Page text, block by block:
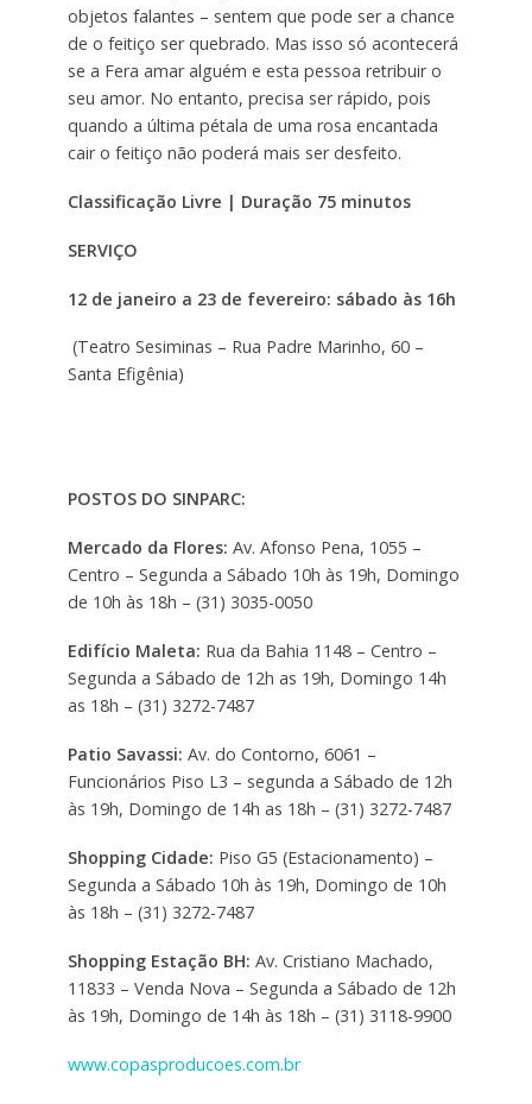
objetos falantes – sentem que pode ser a chance
de o feitiço ser quebrado. Mas isso só acontecerá
se a Fera amar alguém e esta pessoa retribuir o
seu amor. No entanto, precisa ser rápido, pois
quando a última pétala de uma rosa encantada
cair o feitiço não poderá mais ser desfeito.
Classificação Livre | Duração 75 minutos
SERVIÇO
12 de janeiro a 23 de fevereiro: sábado às 16h
(Teatro Sesiminas – Rua Padre Marinho, 60 –
Santa Efigênia)
POSTOS DO SINPARC:
Mercado da Flores: Av. Afonso Pena, 1055 –
Centro – Segunda a Sábado 10h às 19h, Domingo
de 10h às 18h – (31) 3035-0050
Edifício Maleta: Rua da Bahia 1148 – Centro –
Segunda a Sábado de 12h as 19h, Domingo 14h
as 18h – (31) 3272-7487
Patio Savassi: Av. do Contorno, 6061 –
Funcionários Piso L3 – segunda a Sábado de 12h
às 19h, Domingo de 14h as 18h – (31) 3272-7487
Shopping Cidade: Piso G5 (Estacionamento) –
Segunda a Sábado 10h às 19h, Domingo de 10h
às 18h – (31) 3272-7487
Shopping Estação BH: Av. Cristiano Machado,
11833 – Venda Nova – Segunda a Sábado de 12h
às 19h, Domingo de 14h às 18h – (31) 3118-9900
www.copasproducoes.com.br